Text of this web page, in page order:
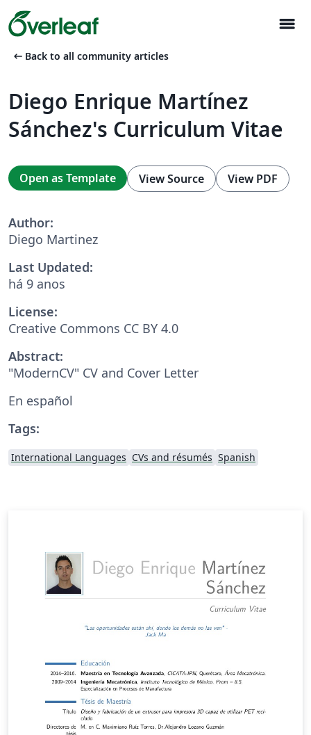
menu
arrow_left_alt Back to all community articles
Diego Enrique Martínez
Sánchez's Curriculum Vitae
Open as Template View Source View PDF
Author:
Diego Martinez
Last Updated:
há 9 anos
License:
Creative Commons CC BY 4.0
Abstract:
"ModernCV" CV and Cover Letter
En español
Tags:
International Languages CVs and résumés Spanish